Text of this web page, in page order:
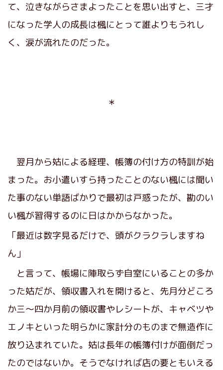
て、泣きながらさまよったことを思い出すと、三才
になった学人の成長は楓にとって誰よりもうれし
く、涙が流れたのだった。
＊
翌月から姑による経理、帳簿の付け方の特訓が始
まった。お小遣いすら持ったことのない楓には聞い
た事のない単語ばかりで最初は戸惑ったが、勘のい
い楓が習得するのに日はかからなかった。
「最近は数字見るだけで、頭がクラクラしますね
ん」
と言って、帳場に陣取らず自室にいることの多か
った姑だが、領収書入れを開けると、先月分どころ
か三～四か月前の領収書やレシートが、キャベツや
エノキといった明らかに家計分のものまで無造作に
放り込まれていた。姑は長年の帳簿付けが面倒だっ
たのではないか。そうでなければ店の要ともいえる